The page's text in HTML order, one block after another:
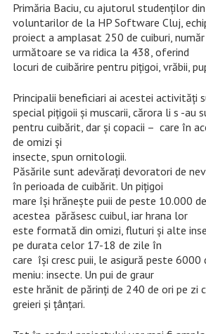
Primăria Baciu, cu ajutorul studenților
voluntarilor de la HP Software Cluj,
proiect a amplasat 250 de cuiburi,
următoare se va ridica la 438, oferind
locuri de cuibărire pentru pițigoi, vrăbii,
Principalii beneficiari ai acestei activități
special pițigoii și muscarii, cărora li s -au
pentru cuibărit, dar și copacii – care în
de omizi și
insecte, spun ornitologii.
Păsările sunt adevărați devoratori de
în perioada de cuibărit. Un pițigoi
mare își hrănește puii de peste 10.000
acestea părăsesc cuibul, iar hrana lor
este formată din omizi, fluturi și alte
pe durata celor 17-18 de zile în
care își cresc puii, le asigură peste 6000
meniu: insecte. Un pui de graur
este hrănit de părinți de 240 de ori pe zi
greieri și țânțari.